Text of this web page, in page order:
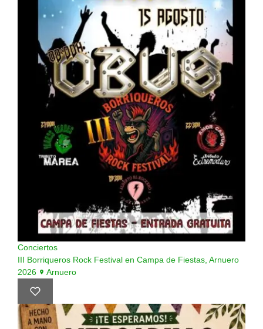
Conciertos
III Borriqueros Rock Festival en Campa de Fiestas, Arnuero
2026
Arnuero